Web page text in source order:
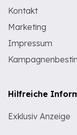
Kontakt
Marketing
Impressum
Hilfreiche
Exklusiv Anzeige